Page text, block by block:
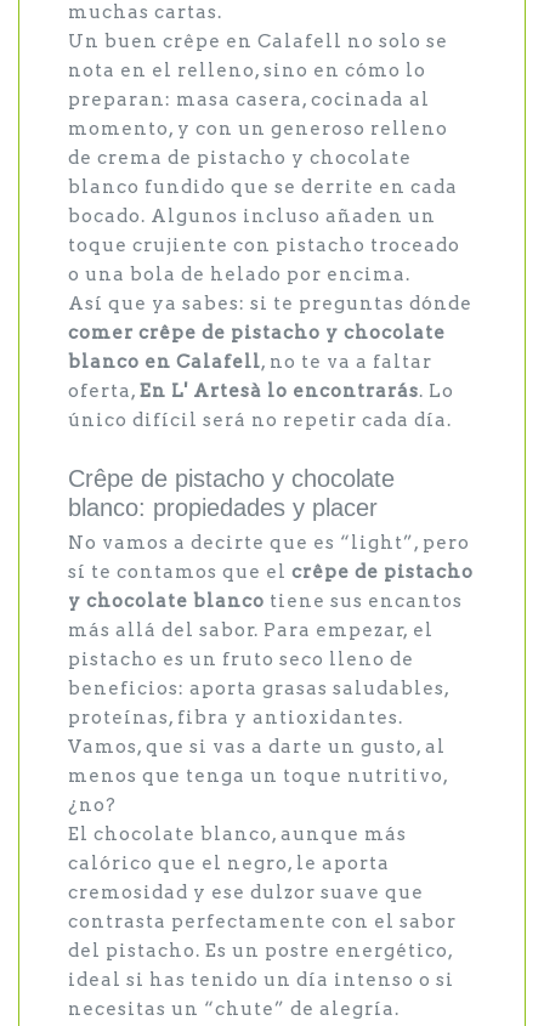
muchas cartas.
Un buen crêpe en Calafell no solo se
nota en el relleno, sino en cómo lo
preparan: masa casera, cocinada al
momento, y con un generoso relleno
de crema de pistacho y chocolate
blanco fundido que se derrite en cada
bocado. Algunos incluso añaden un
toque crujiente con pistacho troceado
o una bola de helado por encima.
Así que ya sabes: si te preguntas dónde
comer crêpe de pistacho y chocolate
blanco en Calafell, no te va a faltar
oferta, En L' Artesà lo encontrarás. Lo
único difícil será no repetir cada día.
Crêpe de pistacho y chocolate
blanco: propiedades y placer
No vamos a decirte que es “light”, pero
sí te contamos que el crêpe de pistacho
y chocolate blanco tiene sus encantos
más allá del sabor. Para empezar, el
pistacho es un fruto seco lleno de
beneficios: aporta grasas saludables,
proteínas, fibra y antioxidantes.
Vamos, que si vas a darte un gusto, al
menos que tenga un toque nutritivo,
¿no?
El chocolate blanco, aunque más
calórico que el negro, le aporta
cremosidad y ese dulzor suave que
contrasta perfectamente con el sabor
del pistacho. Es un postre energético,
ideal si has tenido un día intenso o si
necesitas un “chute” de alegría.